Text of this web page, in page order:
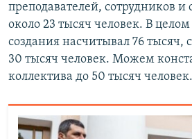
преподавателей, сотрудников и
около 23 тысяч человек. В
создания насчитывал 76 тысяч,
30 тысяч человек. Можем
коллектива до 50 тысяч человек.